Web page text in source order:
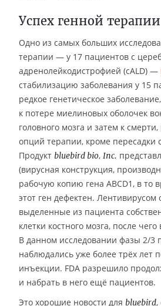
Успех генной терапии
Одно из самых больших
терапии — у 17 пациентов с
адренолейкодистрофией (cALD) —
стабилизацию заболевания у 15
редкое генетическое
к потере миелиновых оболочек
головного мозга и затем к
опций терапии, кроме пересадки
Продукт bluebird bio, Inc.
(вирусная конструкция,
рабочую копию гена ABCD1, в то
этот ген дефектен.
выделенные из пациента
клетки костного мозга, после
В данном исследовании фазы 2/3
наблюдались уже более трёх лет
инъекции. FDA разрешило
и набрать в него ещё пациентов.
Это хорошие новости для bluebird,